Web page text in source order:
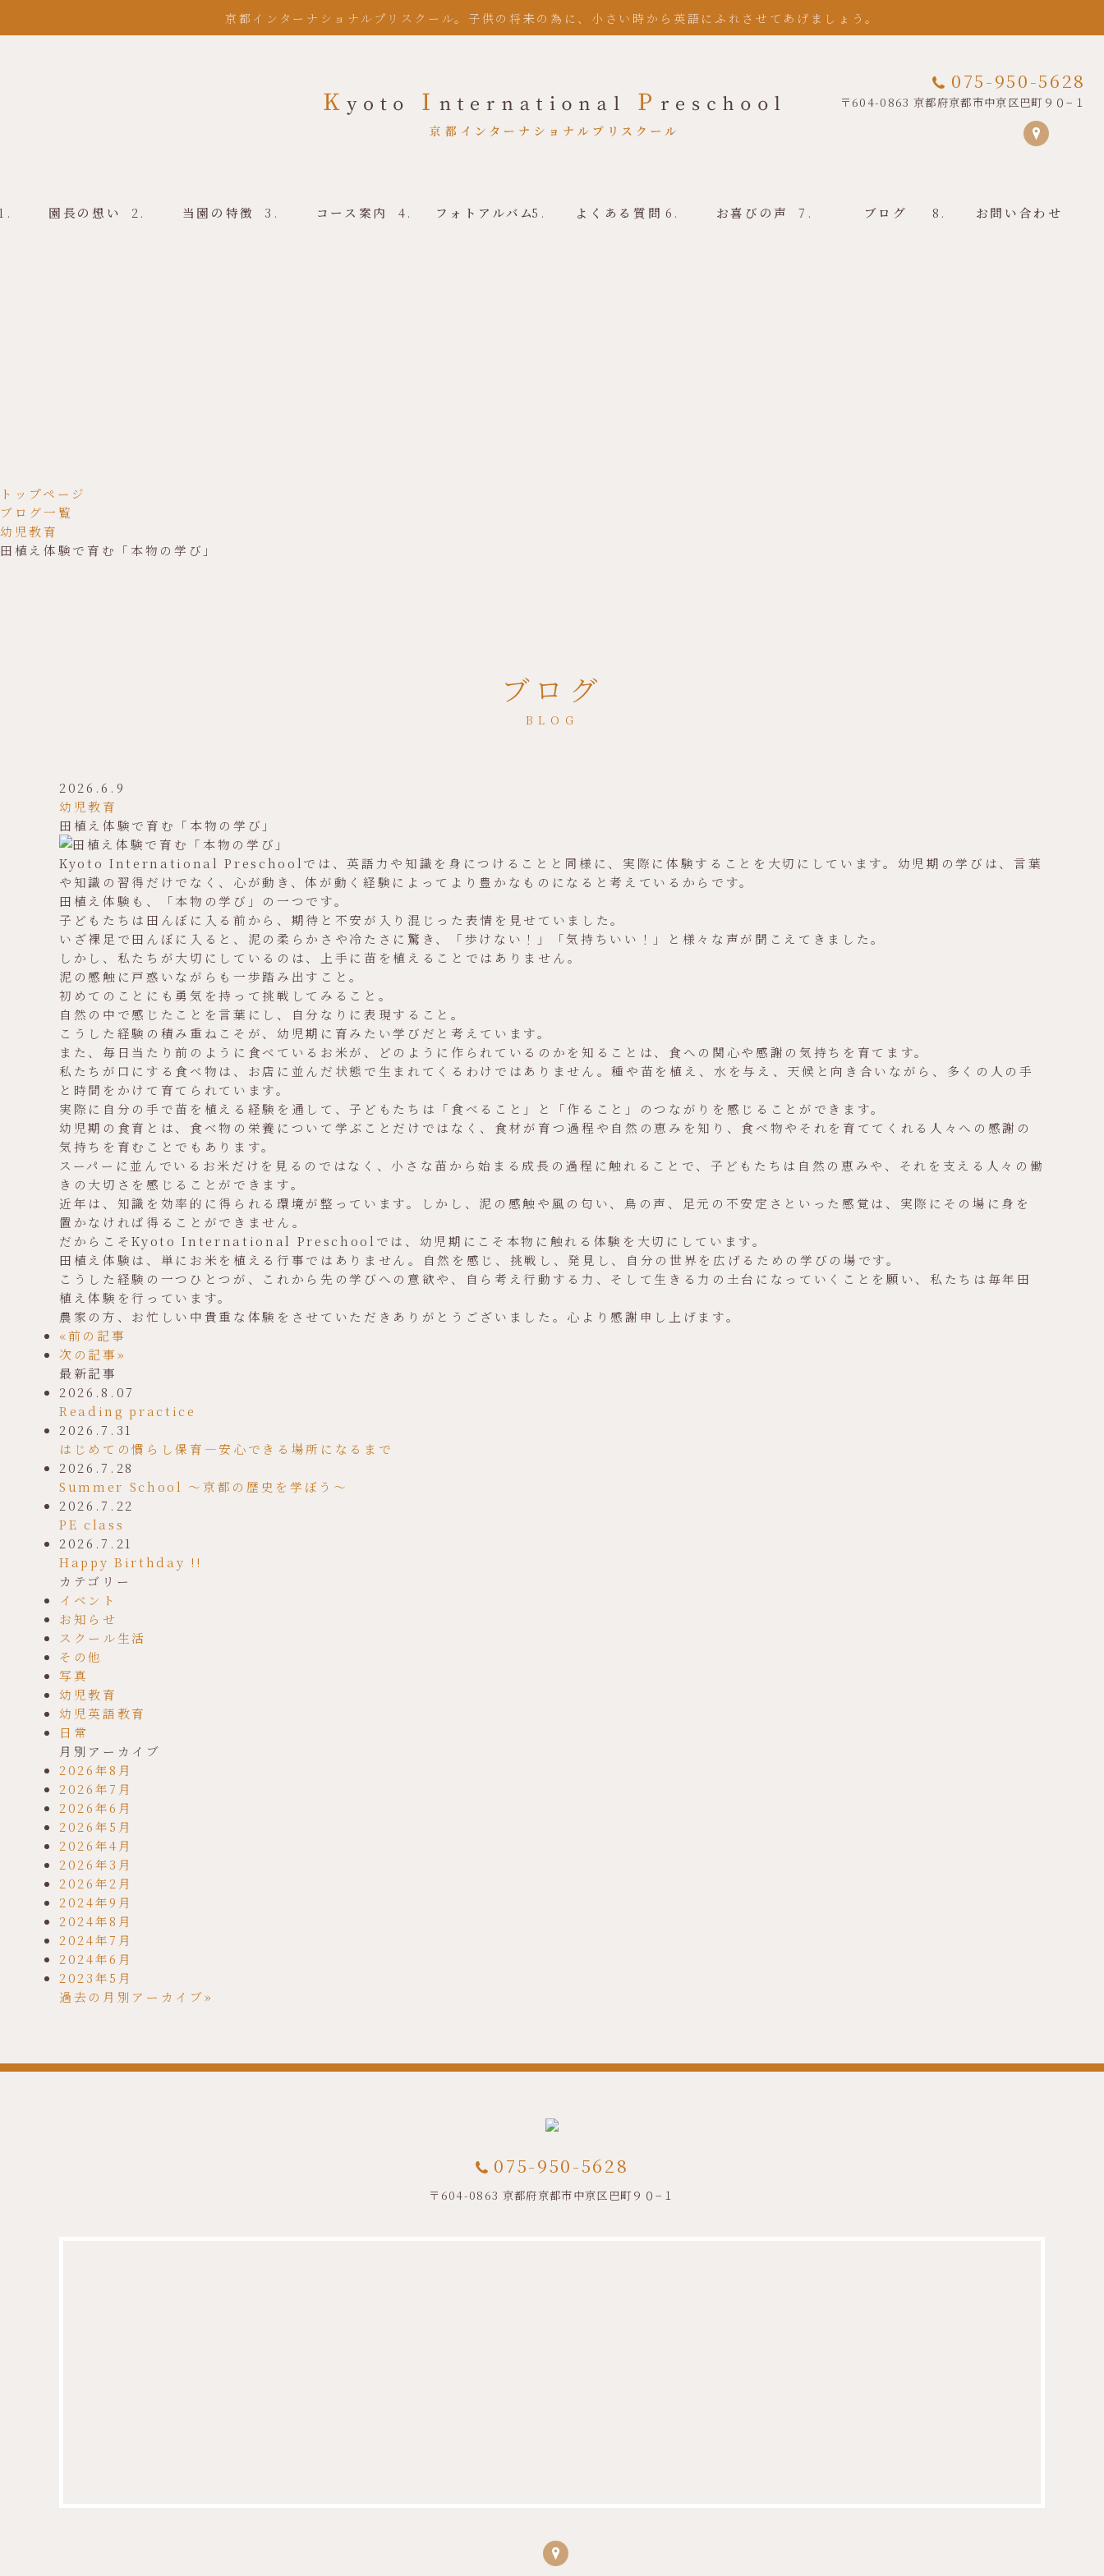
京都インターナショナルプリスクール。子供の将来の為に、小さい時から英語にふれさせてあげましょう。
075-950-5628
〒604-0863 京都府京都市中京区巴町９０−１
園長の想い 当園の特徴 コース案内 フォトアルバム よくある質問 お喜びの声 ブログ お問い合わせ
トップページ
ブログ一覧
幼児教育
田植え体験で育む「本物の学び」
ブログ
BLOG
2026.6.9
幼児教育
田植え体験で育む「本物の学び」
Kyoto International Preschoolでは、英語力や知識を身につけることと同様に、実際に体験することを大切にしています。幼児期の学びは、言葉
や知識の習得だけでなく、心が動き、体が動く経験によってより豊かなものになると考えているからです。
田植え体験も、「本物の学び」の一つです。
子どもたちは田んぼに入る前から、期待と不安が入り混じった表情を見せていました。
いざ裸足で田んぼに入ると、泥の柔らかさや冷たさに驚き、「歩けない！」「気持ちいい！」と様々な声が聞こえてきました。
しかし、私たちが大切にしているのは、上手に苗を植えることではありません。
泥の感触に戸惑いながらも一歩踏み出すこと。
初めてのことにも勇気を持って挑戦してみること。
自然の中で感じたことを言葉にし、自分なりに表現すること。
こうした経験の積み重ねこそが、幼児期に育みたい学びだと考えています。
また、毎日当たり前のように食べているお米が、どのように作られているのかを知ることは、食への関心や感謝の気持ちを育てます。
私たちが口にする食べ物は、お店に並んだ状態で生まれてくるわけではありません。種や苗を植え、水を与え、天候と向き合いながら、多くの人の手
と時間をかけて育てられています。
実際に自分の手で苗を植える経験を通して、子どもたちは「食べること」と「作ること」のつながりを感じることができます。
幼児期の食育とは、食べ物の栄養について学ぶことだけではなく、食材が育つ過程や自然の恵みを知り、食べ物やそれを育ててくれる人々への感謝の
気持ちを育むことでもあります。
スーパーに並んでいるお米だけを見るのではなく、小さな苗から始まる成長の過程に触れることで、子どもたちは自然の恵みや、それを支える人々の働
きの大切さを感じることができます。
近年は、知識を効率的に得られる環境が整っています。しかし、泥の感触や風の匂い、鳥の声、足元の不安定さといった感覚は、実際にその場に身を
置かなければ得ることができません。
だからこそKyoto International Preschoolでは、幼児期にこそ本物に触れる体験を大切にしています。
田植え体験は、単にお米を植える行事ではありません。自然を感じ、挑戦し、発見し、自分の世界を広げるための学びの場です。
こうした経験の一つひとつが、これから先の学びへの意欲や、自ら考え行動する力、そして生きる力の土台になっていくことを願い、私たちは毎年田
植え体験を行っています。
農家の方、お忙しい中貴重な体験をさせていただきありがとうございました。心より感謝申し上げます。
«前の記事
次の記事»
最新記事
2026.8.07
Reading practice
2026.7.31
はじめての慣らし保育―安心できる場所になるまで
2026.7.28
Summer School ～京都の歴史を学ぼう～
2026.7.22
PE class
2026.7.21
Happy Birthday !!
カテゴリー
イベント
お知らせ
スクール生活
その他
写真
幼児教育
幼児英語教育
日常
月別アーカイブ
2026年8月
2026年7月
2026年6月
2026年5月
2026年4月
2026年3月
2026年2月
2024年9月
2024年8月
2024年7月
2024年6月
2023年5月
過去の月別アーカイブ»
075-950-5628
〒604-0863 京都府京都市中京区巴町９０−１